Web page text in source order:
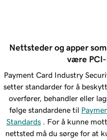
Nettsteder og apper
være
Payment Card Industry
setter standarder for å
overfører, behandler eller
følge standardene til
Standards . For å kunne
nettsted må du sørge for at